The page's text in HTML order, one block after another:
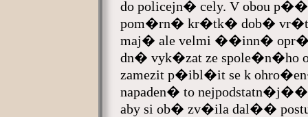
do policejn� cely. V obou
pom�rn� kr�tk� dob�
maj� ale velmi ��inn�
dn� vyk�zat ze
zamezit p�ibl�it se k
napaden� to
aby si ob� zv�ila dal��